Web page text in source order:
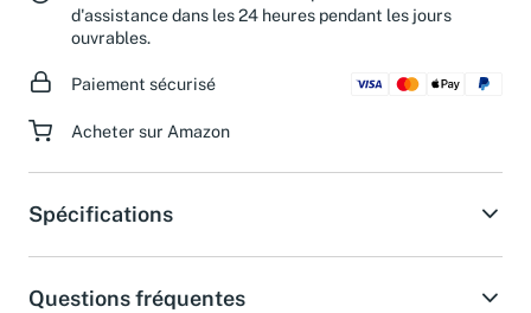
d'assistance dans les 24 heures pendant les jours
ouvrables.
Paiement sécurisé
Acheter sur Amazon
Spécifications
Questions fréquentes